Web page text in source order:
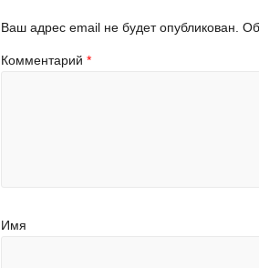
Ваш адрес email не будет опубликован.
Комментарий*
Имя